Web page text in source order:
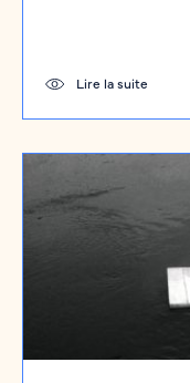
Lire la suite